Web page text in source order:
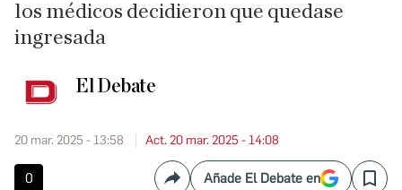
los médicos decidieron que quedase
ingresada
El Debate
20 mar. 2025 - 13:58 Act. 20 mar. 2025 - 14:08
0 CompartirAñade El Debate en Save